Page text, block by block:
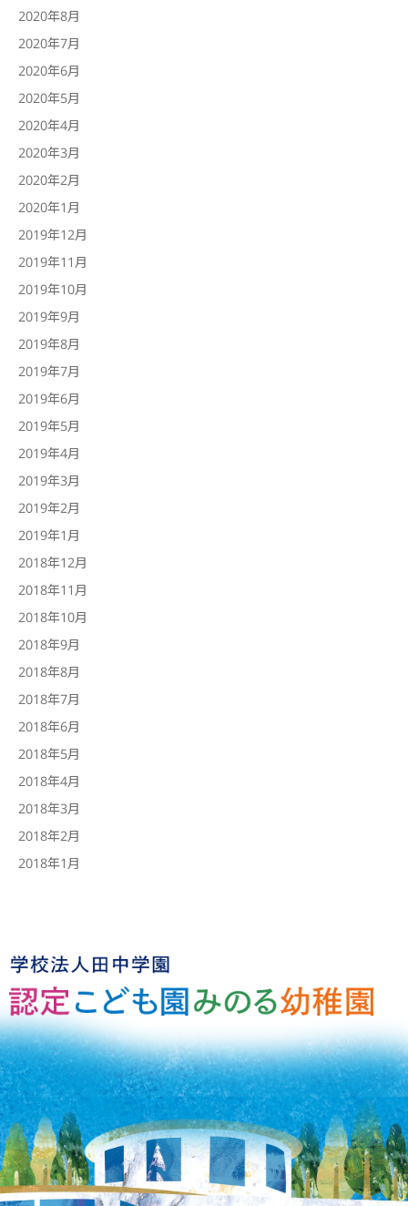
2020年8月
2020年7月
2020年6月
2020年5月
2020年4月
2020年3月
2020年2月
2020年1月
2019年12月
2019年11月
2019年10月
2019年9月
2019年8月
2019年7月
2019年6月
2019年5月
2019年4月
2019年3月
2019年2月
2019年1月
2018年12月
2018年11月
2018年10月
2018年9月
2018年8月
2018年7月
2018年6月
2018年5月
2018年4月
2018年3月
2018年2月
2018年1月